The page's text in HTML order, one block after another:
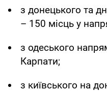
з донецького та
– 150 місць у
з одеського
Карпати;
з київського на